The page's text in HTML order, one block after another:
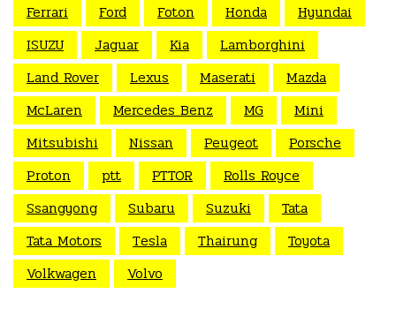
Ferrari
Ford Foton Honda
Hyundai
ISUZU
Jaguar Kia
Lamborghini
Land Rover
Lexus Maserati
Mazda
McLaren
Mercedes Benz MG
Mini
Mitsubishi
Nissan Peugeot
Porsche
Proton
ptt PTTOR
Rolls Royce
Ssangyong
Subaru Suzuki
Tata
Tata Motors
Tesla Thairung
Toyota
Volkwagen
Volvo